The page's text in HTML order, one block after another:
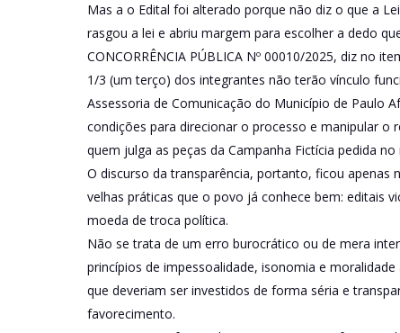
Mas a o Edital foi alterado porque não diz o que a
rasgou a lei e abriu margem para escolher a dedo
CONCORRÊNCIA PÚBLICA Nº 00010/2025, diz no
1/3 (um terço) dos integrantes não terão vínculo
Assessoria de Comunicação do Município de Paulo
condições para direcionar o processo e manipular o
quem julga as peças da Campanha Fictícia pedida
O discurso da transparência, portanto, ficou apenas
velhas práticas que o povo já conhece bem: editais
moeda de troca política.
Não se trata de um erro burocrático ou de mera
princípios de impessoalidade, isonomia e
que deveriam ser investidos de forma séria e
favorecimento.